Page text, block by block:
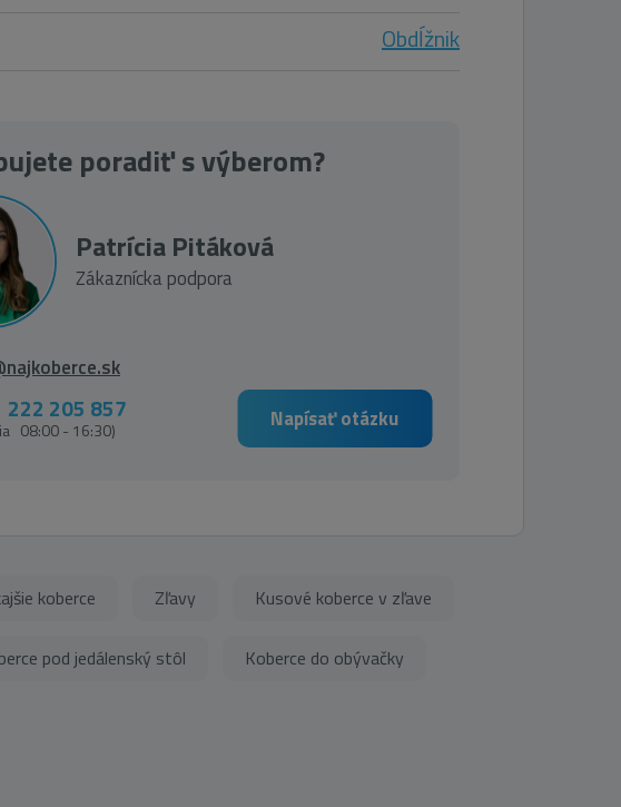
Obdĺžnik
poradiť s výberom?
Patrícia Pitáková
Zákaznícka podpora
222 205 857
08:00 - 16:30) Napísať otázku
koberce Zľavy Kusové koberce v zľave
pod jedálenský stôl Koberce do obývačky